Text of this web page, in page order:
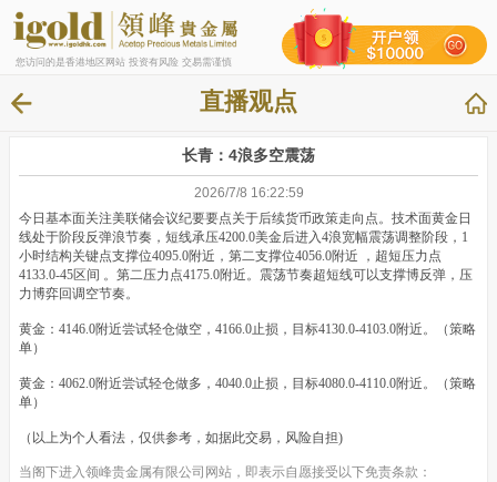
您访问的是香港地区网站 投资有风险 交易需谨慎
直播观点
长青：4浪多空震荡
2026/7/8 16:22:59
今日基本面关注美联储会议纪要要点关于后续货币政策走向点。技术面黄金日
线处于阶段反弹浪节奏，短线承压4200.0美金后进入4浪宽幅震荡调整阶段，1
小时结构关键点支撑位4095.0附近，第二支撑位4056.0附近 ，超短压力点
4133.0-45区间 。第二压力点4175.0附近。震荡节奏超短线可以支撑博反弹，压
力博弈回调空节奏。
黄金：4146.0附近尝试轻仓做空，4166.0止损，目标4130.0-4103.0附近。（策略
单）
黄金：4062.0附近尝试轻仓做多，4040.0止损，目标4080.0-4110.0附近。（策略
单）
（以上为个人看法，仅供参考，如据此交易，风险自担)
当阁下进入领峰贵金属有限公司网站，即表示自愿接受以下免责条款：